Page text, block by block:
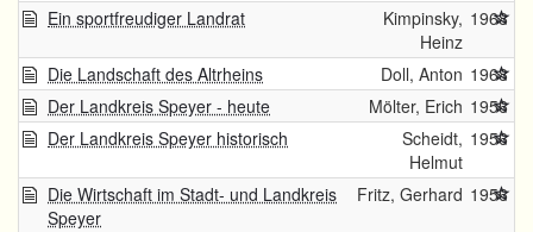
Ein sportfreudiger Landrat
Kimpinsky,
Heinz
1968
Die Landschaft des Altrheins Doll, Anton 1968
Der Landkreis Speyer - heute
Mölter, Erich 1956
Der Landkreis Speyer historisch
Scheidt,
Helmut
1956
Die Wirtschaft im Stadt- und Landkreis
Speyer
Fritz, Gerhard 1956